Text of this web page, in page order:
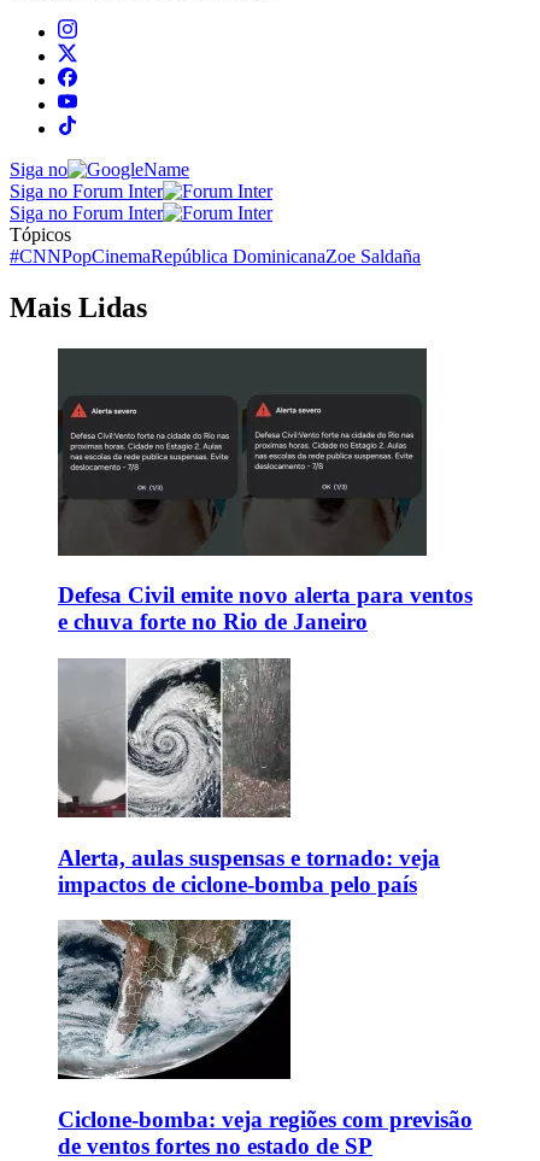
Siga no
Siga no Forum Inter
Siga no Forum Inter
Tópicos
#CNNPopCinemaRepública DominicanaZoe Saldaña
Mais Lidas
Defesa Civil emite novo alerta para ventos
e chuva forte no Rio de Janeiro
Alerta, aulas suspensas e tornado: veja
impactos de ciclone-bomba pelo país
Ciclone-bomba: veja regiões com previsão
de ventos fortes no estado de SP